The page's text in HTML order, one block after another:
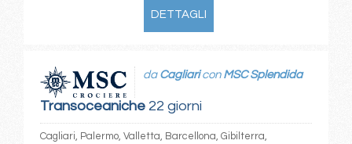
DETTAGLI
Transoceaniche22 giorni
da Cagliaricon MSC Splendida
Cagliari, Palermo, Valletta, Barcellona, Gibilterra,